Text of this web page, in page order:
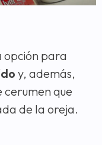
opción para
y, además,
cerumen que
de la oreja.